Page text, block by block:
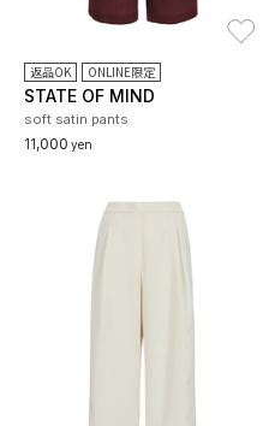
返品OK ONLINE限定
STATE OF MIND
soft satin pants
11,000 yen